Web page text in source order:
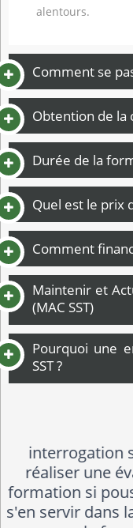
alentours.
Comment se
Obtention de la
Durée de la
Quel est le prix
Comment
Maintenir et
(MAC SST)
Pourquoi une
SST ?